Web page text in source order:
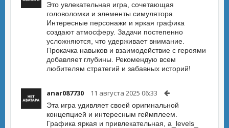
Это увлекательная игра, сочетающая
головоломки и элементы симулятора.
Интересные персонажи и яркая графика
создают атмосферу. Задачи постепенно
усложняются, что удерживает внимание.
Прокачка навыков и взаимодействие с героями
добавляет глубины. Рекомендую всем
любителям стратегий и забавных историй!
anar087730 11 августа 2025 06:33
Эта игра удивляет своей оригинальной
концепцией и интересным геймплеем.
Графика яркая и привлекательная, а_levels_